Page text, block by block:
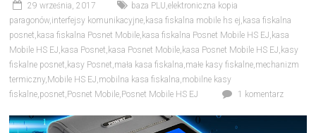
29 września, 2017 baza PLU,elektroniczna kopia
paragonów,interfejsy komunikacyjne, kasa fiskalna mobile hs ej, kasa fiskalna
posnet, kasa fiskalna Posnet Mobile, kasa fiskalna Posnet Mobile HS EJ, kasa
Mobile HS EJ, kasa Posnet, kasa Posnet Mobile, kasa Posnet Mobile HS EJ, kasy
fiskalne posnet, kasy Posnet,mała kasa fiskalna,małe kasy fiskalne,mechanizm
termiczny, Mobile HS EJ,mobilna kasa fiskalna,mobilne kasy
fiskalne,posnet, Posnet Mobile, Posnet Mobile HS EJ 1 komentarz